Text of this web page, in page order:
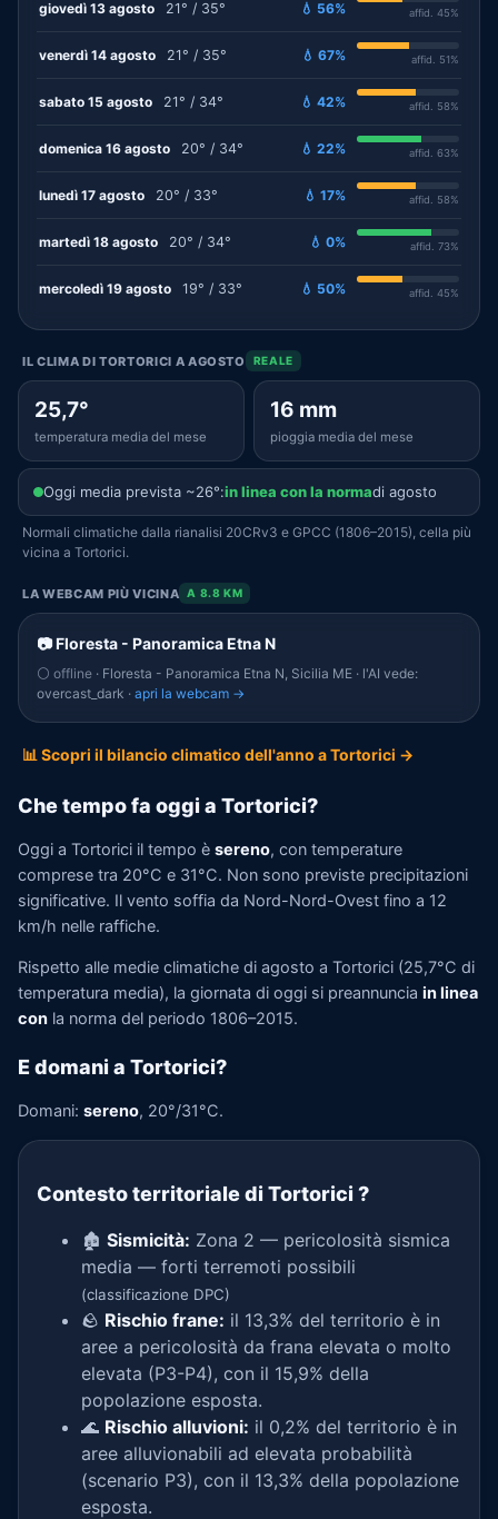
giovedì 13 agosto 21° / 35° 💧 56% affid. 45%
venerdì 14 agosto 21° / 35° 💧 67% affid. 51%
sabato 15 agosto 21° / 34° 💧 42% affid. 58%
domenica 16 agosto 20° / 34° 💧 22% affid. 63%
lunedì 17 agosto 20° / 33° 💧 17% affid. 58%
martedì 18 agosto 20° / 34° 💧 0% affid. 73%
mercoledì 19 agosto 19° / 33° 💧 50% affid. 45%
IL CLIMA DI TORTORICI A AGOSTO REALE
25,7°
temperatura media del mese
16 mm
pioggia media del mese
Oggi media prevista ~26°:in linea con la normadi agosto
Normali climatiche dalla rianalisi 20CRv3 e GPCC (1806–2015), cella più
vicina a Tortorici.
LA WEBCAM PIÙ VICINA A 8.8 KM
📷 Floresta - Panoramica Etna N
⚪ offline · Floresta - Panoramica Etna N, Sicilia ME · l'AI vede:
overcast_dark · apri la webcam →
📊 Scopri il bilancio climatico dell'anno a Tortorici →
Che tempo fa oggi a Tortorici?
Oggi a Tortorici il tempo è sereno, con temperature
comprese tra 20°C e 31°C. Non sono previste precipitazioni
significative. Il vento soffia da Nord-Nord-Ovest fino a 12
km/h nelle raffiche.
Rispetto alle medie climatiche di agosto a Tortorici (25,7°C di
temperatura media), la giornata di oggi si preannuncia in linea
con la norma del periodo 1806–2015.
E domani a Tortorici?
Domani: sereno, 20°/31°C.
Contesto territoriale di Tortorici ?
🏚️ Sismicità: Zona 2 — pericolosità sismica
media — forti terremoti possibili
(classificazione DPC)
🪨 Rischio frane: il 13,3% del territorio è in
aree a pericolosità da frana elevata o molto
elevata (P3-P4), con il 15,9% della
popolazione esposta.
🌊 Rischio alluvioni: il 0,2% del territorio è in
aree alluvionabili ad elevata probabilità
(scenario P3), con il 13,3% della popolazione
esposta.